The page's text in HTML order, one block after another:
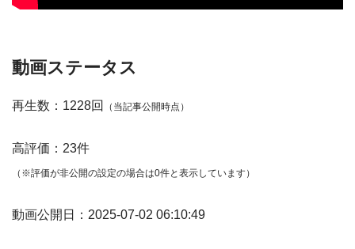
動画ステータス
再生数：1228回 （当記事公開時点）
高評価：23件
（※評価が非公開の設定の場合は0件と表示しています）
動画公開日：2025-07-02 06:10:49